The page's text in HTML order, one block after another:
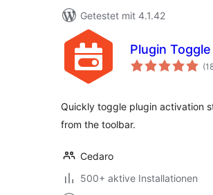
Getestet mit 4.1.42
Plugin Toggle
Quickly toggle plugin activation
from the toolbar.
Cedaro
500+ aktive Installationen